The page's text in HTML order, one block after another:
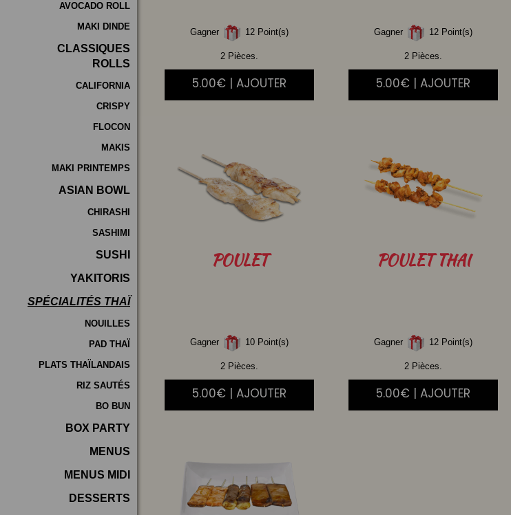
Avis
de
AVOCADO ROLL
MAKI DINDE
CLASSIQUES
ROLLS
CALIFORNIA
CRISPY
FLOCON
MAKIS
MAKI PRINTEMPS
ASIAN BOWL
CHIRASHI
SASHIMI
SUSHI
YAKITORIS
SPÉCIALITÉS THAÏ
NOUILLES
PAD THAÏ
PLATS THAÏLANDAIS
RIZ SAUTÉS
BO BUN
BOX PARTY
MENUS
MENUS MIDI
DESSERTS
Gagner 12 Point(s)
2 Pièces.
5.00€ | AJOUTER
Gagner 12 Point(s)
2 Pièces.
5.00€ | AJOUTER
POULET
Gagner 10 Point(s)
2 Pièces.
5.00€ | AJOUTER
POULETTHAI
Gagner 12 Point(s)
2 Pièces.
5.00€ | AJOUTER